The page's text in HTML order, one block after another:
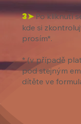
3➤Po kliknutí
kde si
prosím*.
*(v případě
pod stejným
dítěte ve